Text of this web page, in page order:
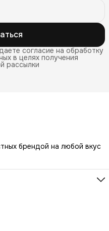
согласие на обработку
в целях получения
рассылки
брендой на любой вкус